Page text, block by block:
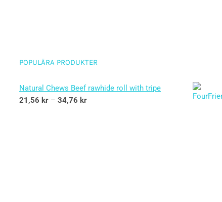
POPULÄRA PRODUKTER
Natural Chews Beef rawhide roll with tripe
21,56 kr – 34,76 kr